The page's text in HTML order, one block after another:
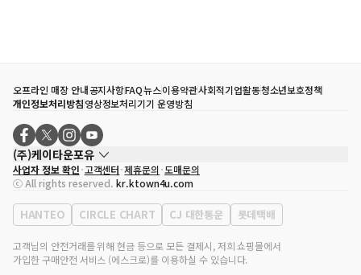
오프라인 매장 안내공지사항FAQ뉴스이용약관사회적기업활동청소년보호정책
개인정보처리방침영상정보처리기기 운영방침
(주)케이타운포유
대표자
송효민
사업자등록번호
120-87-71116
통신판매업 신고번호 제2011-서울강남-02223
대표전화
02-552-9855
사업자 정보 확인 고객센터 제휴문의 도매문의
ⓒ All rights reserved. kr.ktown4u.com
HANTEO CIRCLE CHART CJ 대한통운 롯데택배
고객님의 안전거래를 위해 현금 등으로 모든 결제시, 저희 쇼핑몰에서
가입한 구매안전 서비스 (에스크로)를 이용하실 수 있습니다.